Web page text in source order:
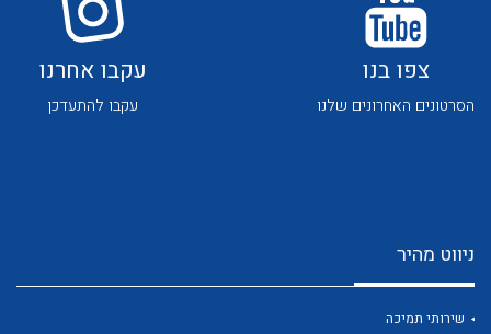
לכל מוצרי היצרן לכל מוצרי היצרן
צפו בנו
הסרטונים האחרונים שלנו
עקבו אחרנו
עקבו להתעדכן
ניווט מהיר
שירותי תמיכה